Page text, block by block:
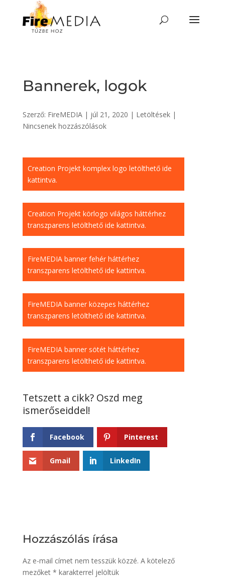
content
Bannerek, logok
Szerző: FireMEDIA| júl 21, 2020 | Letöltések|
Nincsenek hozzászólások
Creation Projekt komplex logo letölthető ide
kattintva.
Creation Projekt körlogo világos háttérhez
transzparens letölthető ide kattintva.
FireMEDIA banner fehér háttérhez
transzparens letölthető ide kattintva.
FireMEDIA banner közepes háttérhez
transzparens letölthető ide kattintva.
FireMEDIA banner sötét háttérhez
transzparens letölthető ide kattintva.
Facebook Pinterest
Gmail LinkedIn
Hozzászólás írása
Az e-mail címet nem tesszük közzé. A kötelező
mezőket * karakterrel jelöltük